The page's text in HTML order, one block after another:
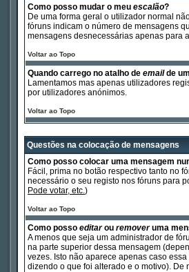
Como posso mudar o meu escalão?
De uma forma geral o utilizador normal
fóruns indicam o número de mensagens
mensagens desnecessárias apenas para
Voltar ao Topo
Quando carrego no atalho de emailde
Lamentamos mas apenas utilizadores
por utilizadores anónimos.
Voltar ao Topo
Questões na colocação de mensagens
Como posso colocar uma mensagem
Fácil, prima no botão respectivo tanto no
necessário o seu registo nos fóruns para
Pode votar, etc.)
Voltar ao Topo
Como posso editarou removeruma
A menos que seja um administrador de
na parte superior dessa mensagem
vezes. Isto não aparece apenas caso
dizendo o que foi alterado e o motivo).